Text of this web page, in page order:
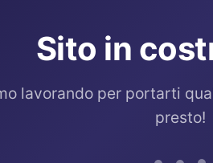
Sito in
lavorando per portarti
presto!